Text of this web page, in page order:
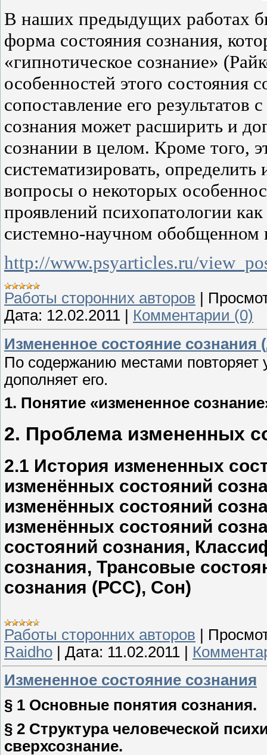
В наших предыдущих работах
форма состояния сознания,
«гипнотическое сознание»
особенностей этого состояния
сопоставление его
сознания может расширить и
сознании в целом. Кроме того,
систематизировать, определить
вопросы о некоторых
проявлений психопатологии
системно-научном
http://www.psyarticles.ru/
Работы сторонних авторов
Дата: 12.02.2011
Комментарии (0)
Измененное состояние сознания
По содержанию местами
дополняет его.
1. Понятие «измененное
2. Проблема измененных
2.1 История измененных
изменённых состояний
изменённых состояний
изменённых состояний
состояний сознания,
сознания, Трансовые
сознания (РСС), Сон)
Работы сторонних авторов
Raidho
Дата: 11.02.2011
Измененное состояние сознания
§ 1 Основные понятия сознания.
§ 2 Структура человеческой
сверхсознание.